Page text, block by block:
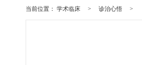
当前位置： 学术临床 > 诊治心悟 >